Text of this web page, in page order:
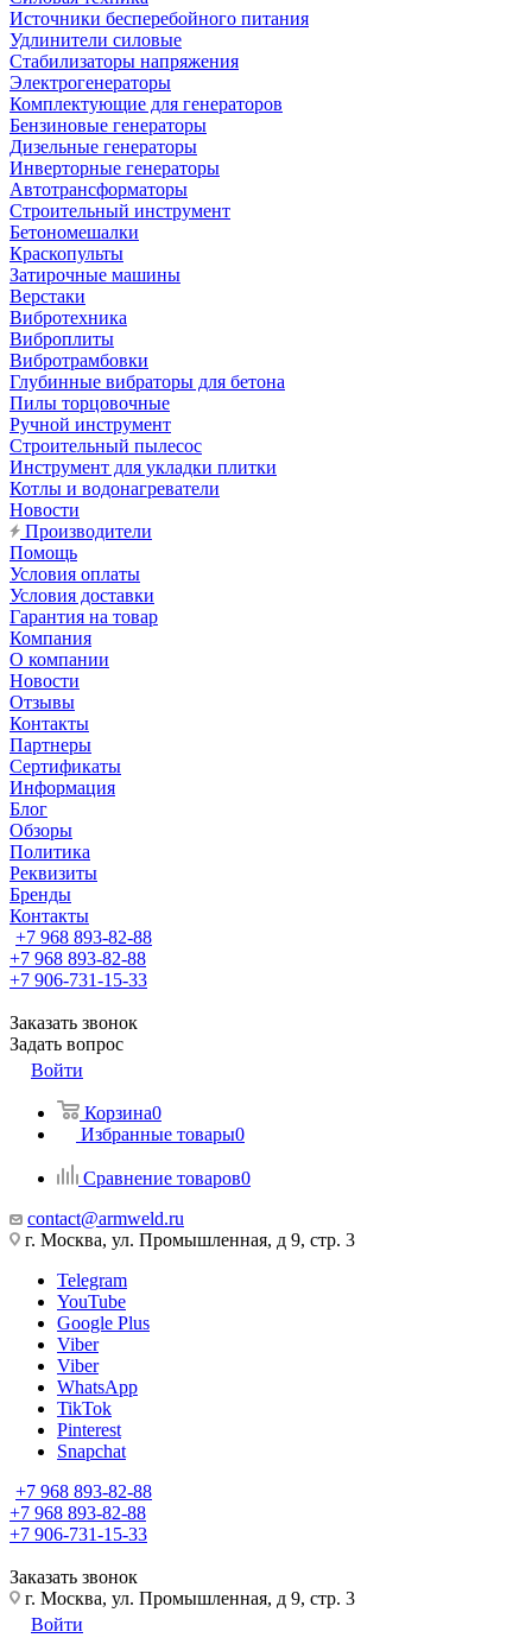
Источники бесперебойного питания
Удлинители силовые
Стабилизаторы напряжения
Электрогенераторы
Комплектующие для генераторов
Бензиновые генераторы
Дизельные генераторы
Инверторные генераторы
Автотрансформаторы
Строительный инструмент
Бетономешалки
Краскопульты
Затирочные машины
Верстаки
Вибротехника
Виброплиты
Вибротрамбовки
Глубинные вибраторы для бетона
Пилы торцовочные
Ручной инструмент
Строительный пылесос
Инструмент для укладки плитки
Котлы и водонагреватели
Новости
Производители
Помощь
Условия оплаты
Условия доставки
Гарантия на товар
Компания
О компании
Новости
Отзывы
Контакты
Партнеры
Сертификаты
Информация
Блог
Обзоры
Политика
Реквизиты
Бренды
Контакты
+7 968 893-82-88
+7 968 893-82-88
+7 906-731-15-33
Заказать звонок
Задать вопрос
Войти
Корзина0
Избранные товары0
Сравнение товаров0
contact@armweld.ru
г. Москва, ул. Промышленная, д 9, стр. 3
Telegram
YouTube
Google Plus
Viber
Viber
WhatsApp
TikTok
Pinterest
Snapchat
+7 968 893-82-88
+7 968 893-82-88
+7 906-731-15-33
Заказать звонок
г. Москва, ул. Промышленная, д 9, стр. 3
Войти